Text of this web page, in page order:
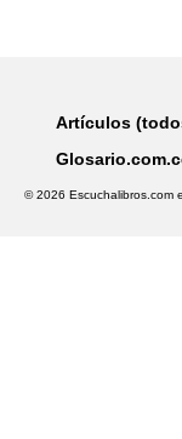
Artículos
© 2026 Escuchalibros.com